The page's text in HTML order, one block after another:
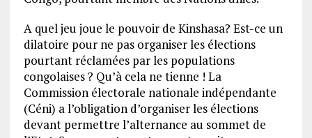
A quel jeu joue le pouvoir de Kinshasa? Est-ce un
dilatoire pour ne pas organiser les élections
pourtant réclamées par les populations
congolaises ? Qu’à cela ne tienne ! La
Commission électorale nationale indépendante
(Céni) a l’obligation d’organiser les élections
devant permettre l’alternance au sommet de